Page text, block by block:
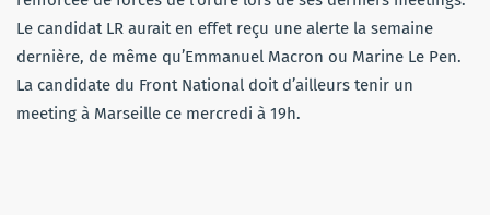
Le candidat LR aurait en effet reçu une alerte la semaine
dernière, de même qu’Emmanuel Macron ou Marine Le Pen.
La candidate du Front National doit d’ailleurs tenir un
meeting à Marseille ce mercredi à 19h.